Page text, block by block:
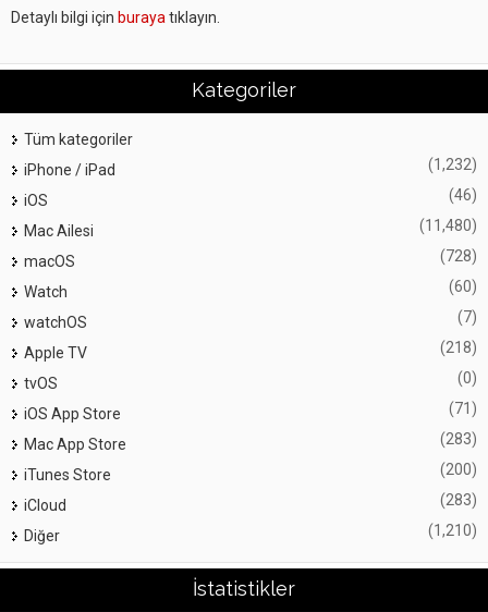
Detaylı bilgi için buraya tıklayın.
Kategoriler
Tüm kategoriler
iPhone / iPad
(1,232)
iOS (46)
Mac Ailesi (11,480)
macOS (728)
Watch (60)
watchOS (7)
Apple TV (218)
tvOS (0)
iOS App Store (71)
Mac App Store (283)
iTunes Store (200)
iCloud (283)
Diğer (1,210)
İstatistikler